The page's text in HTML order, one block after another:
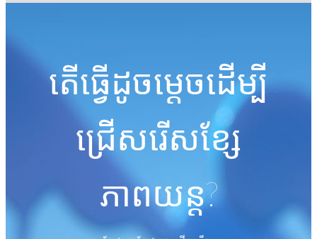
តើធ្វើដូចម្តេចដើម្បី
ជ្រើសរើសខ្សែ
ភាពយន្ត?